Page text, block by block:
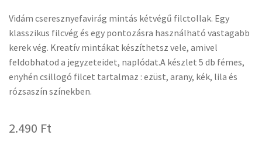
Vidám cseresznyefavirág mintás kétvégű filctollak. Egy
klasszikus filcvég és egy pontozásra használható vastagabb
kerek vég. Kreatív mintákat készíthetsz vele, amivel
feldobhatod a jegyzeteidet, naplódat.A készlet 5 db fémes,
enyhén csillogó filcet tartalmaz : ezüst, arany, kék, lila és
rózsaszín színekben.
2.490 Ft